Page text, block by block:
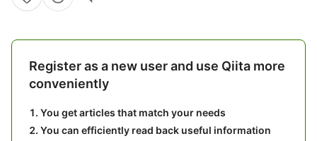
Register as a new user and use Qiita more
conveniently
You get articles that match your needs
You can efficiently read back useful information